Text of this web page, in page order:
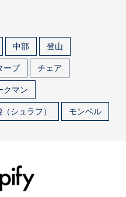
中部
登山
ープ
チェア
クマン
シュラフ） モンベル